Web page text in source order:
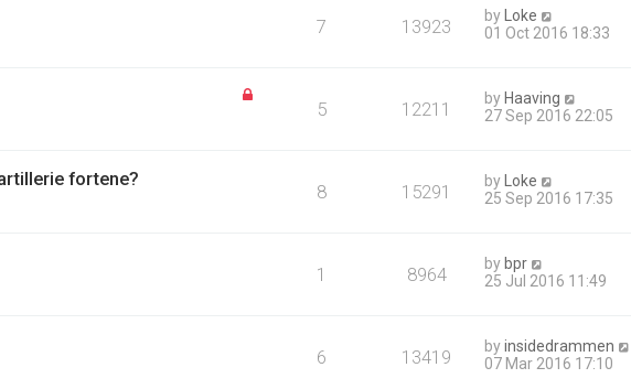
7 13923 byLoke
01 Oct 2016 18:33
5 12211 byHaaving
27 Sep 2016 22:05
fortene?
8 15291 byLoke
25 Sep 2016 17:35
1 8964 bybpr
25 Jul 2016 11:49
6 13419 byinsidedrammen
07 Mar 2016 17:10